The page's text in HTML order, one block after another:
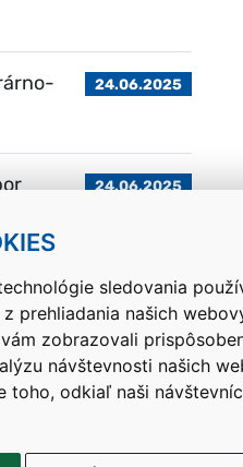
sledovania
prehliadania našich
zobrazovali
návštevnosti našich
toho, odkiaľ naši
24.06.2025
24.06.2025
Návrat hore